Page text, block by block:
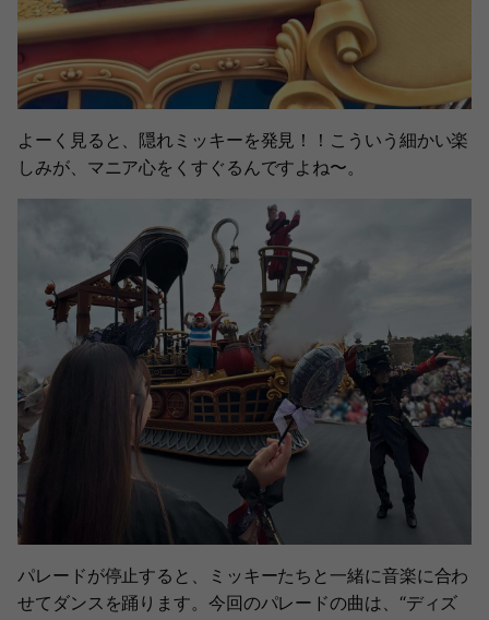
よーく見ると、隠れミッキーを発見！！こういう細かい楽
しみが、マニア心をくすぐるんですよね〜。
パレードが停止すると、ミッキーたちと一緒に音楽に合わ
せてダンスを踊ります。今回のパレードの曲は、“ディズ